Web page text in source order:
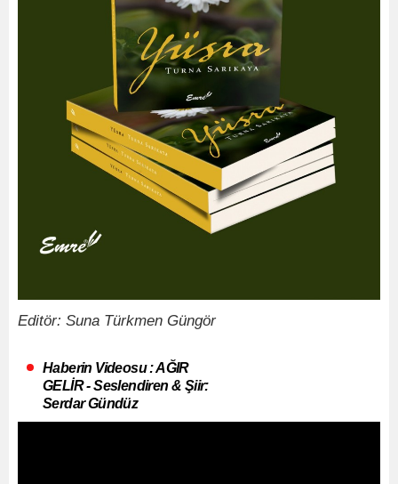
Editör: Suna Türkmen Güngör
Haberin Videosu : AĞIR
GELİR - Seslendiren & Şiir:
Serdar Gündüz